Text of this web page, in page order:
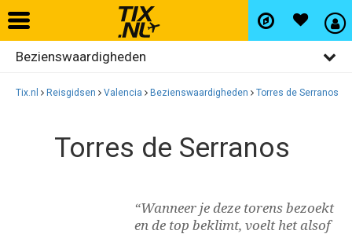
Home
Hotels
Bezienswaardigheden
Algemeen
Restaurants
Tix.nl Reisgidsen Valencia Bezienswaardigheden Torres de Serranos
Torres de Serranos
“Wanneer je deze torens bezoekt
en de top beklimt, voelt het alsof